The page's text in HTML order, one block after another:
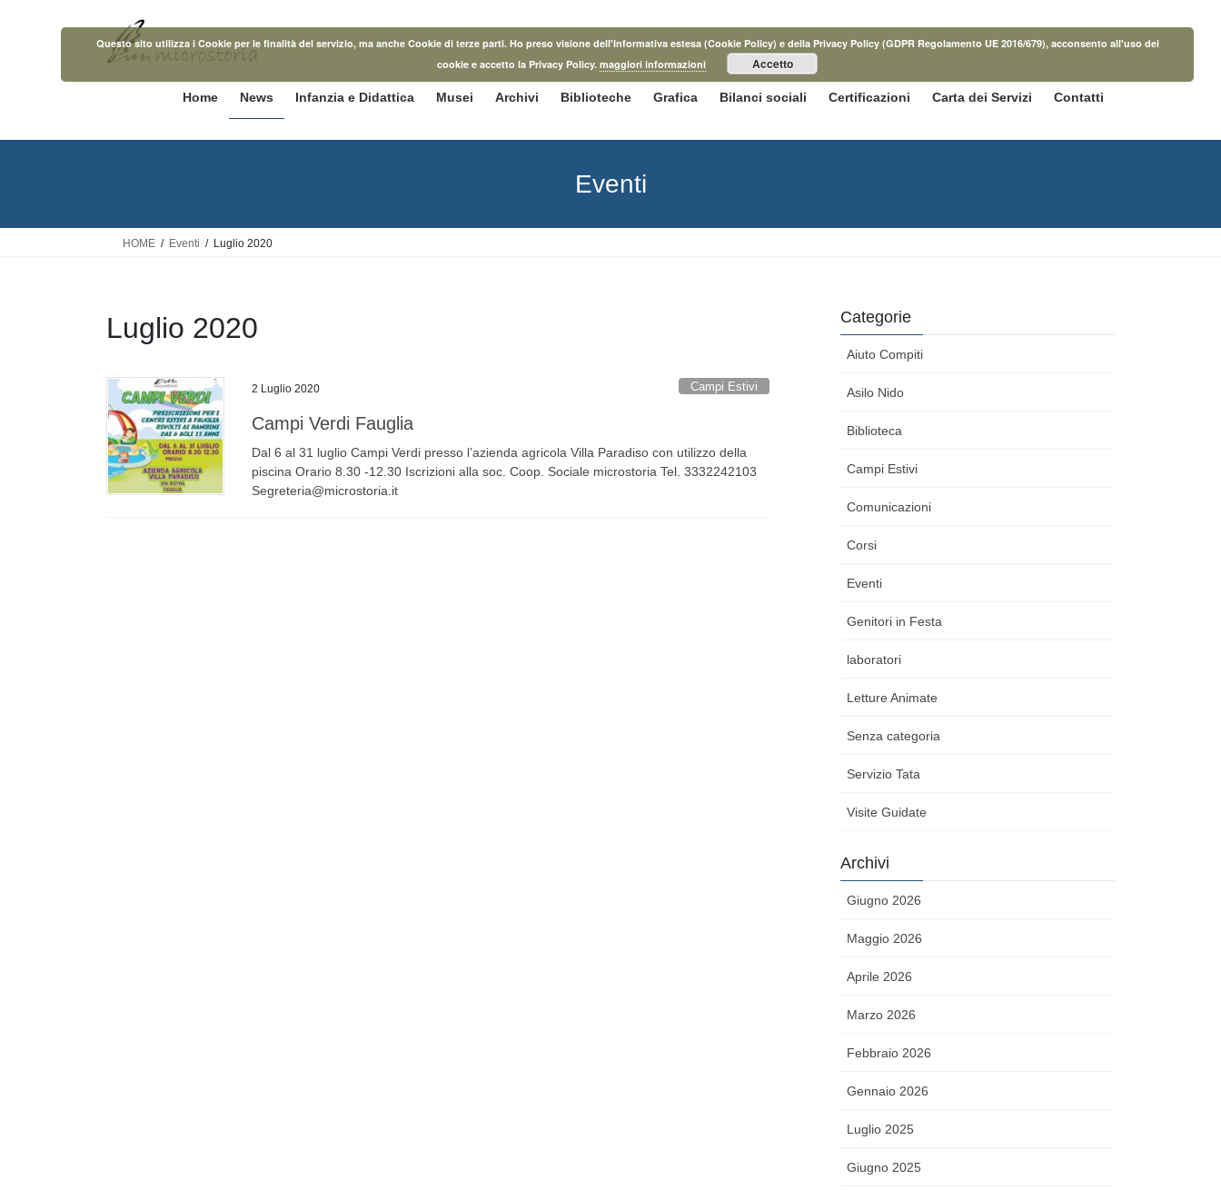
Home News Infanzia e Didattica Musei Archivi Biblioteche Grafica Bilanci sociali Certificazioni Carta dei Servizi Contatti
Eventi
HOME Eventi Luglio 2020
Luglio 2020
2 Luglio 2020 Campi Estivi
Campi Verdi Fauglia
Dal 6 al 31 luglio Campi Verdi presso l’azienda agricola Villa Paradiso con utilizzo della
piscina Orario 8.30 -12.30 Iscrizioni alla soc. Coop. Sociale microstoria Tel. 3332242103
Segreteria@microstoria.it
Categorie
Aiuto Compiti
Asilo Nido
Biblioteca
Campi Estivi
Comunicazioni
Corsi
Eventi
Genitori in Festa
laboratori
Letture Animate
Senza categoria
Servizio Tata
Visite Guidate
Archivi
Giugno 2026
Maggio 2026
Aprile 2026
Marzo 2026
Febbraio 2026
Gennaio 2026
Luglio 2025
Giugno 2025
Questo sito utilizza i Cookie per le finalità del servizio, ma anche Cookie di terze parti. Ho preso visione dell'Informativa estesa (Cookie Policy) e della Privacy Policy (GDPR Regolamento UE 2016/679), acconsento all'uso dei
cookie e accetto la Privacy Policy.maggiori informazioni Accetto